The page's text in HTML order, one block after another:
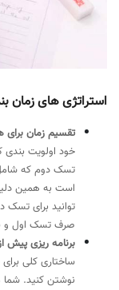
استراتژی های زمان
تقسیم زمان
خود اولویت
تسک دوم که شامل
است به همین
صرف تسک اول و
برنامه ریزی پیش
ساختاری کلی
نوشتن کنید. شما